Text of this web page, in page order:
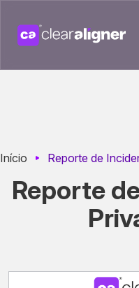
Início Reporte de
Reporte